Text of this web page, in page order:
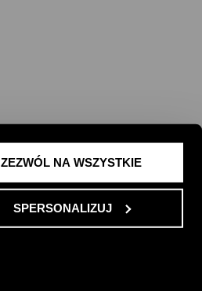
ZEZWÓL NA WSZYSTKIE
SPERSONALIZUJ